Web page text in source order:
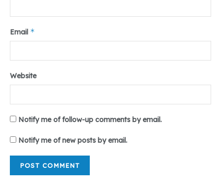
Email *
Website
Notify me of follow-up comments by email.
Notify me of new posts by email.